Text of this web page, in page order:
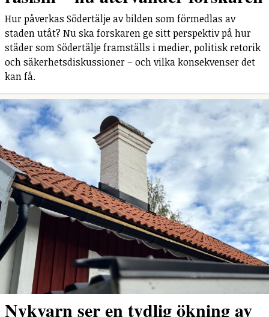
Hur påverkas Södertälje av bilden som förmedlas av
staden utåt? Nu ska forskaren ge sitt perspektiv på hur
städer som Södertälje framställs i medier, politisk retorik
och säkerhetsdiskussioner – och vilka konsekvenser det
kan få.
Nykvarn ser en tydlig ökning av